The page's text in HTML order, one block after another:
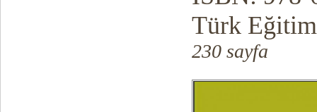
Türk Eğitim
230 sayfa